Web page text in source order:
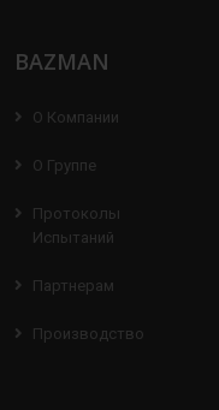
BAZMAN
О Компании
О Группе
Протоколы
Испытаний
Партнерам
Производство